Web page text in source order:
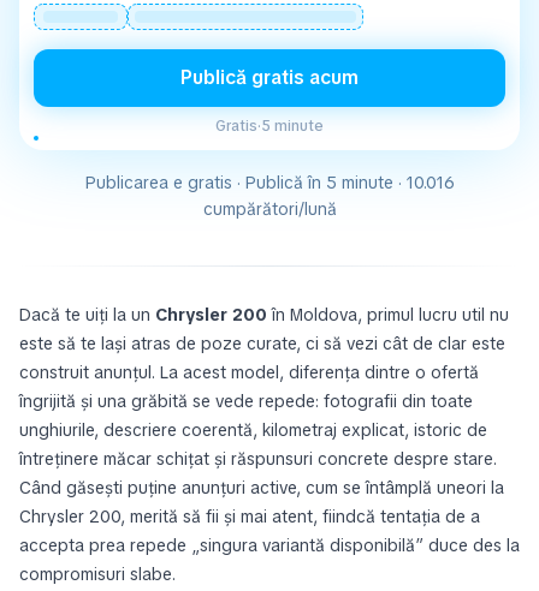
Publică gratis acum
Gratis·5 minute
Publicarea e gratis · Publică în 5 minute · 10.016
cumpărători/lună
Dacă te uiți la un Chrysler 200 în Moldova, primul lucru util nu
este să te lași atras de poze curate, ci să vezi cât de clar este
construit anunțul. La acest model, diferența dintre o ofertă
îngrijită și una grăbită se vede repede: fotografii din toate
unghiurile, descriere coerentă, kilometraj explicat, istoric de
întreținere măcar schițat și răspunsuri concrete despre stare.
Când găsești puține anunțuri active, cum se întâmplă uneori la
Chrysler 200, merită să fii și mai atent, fiindcă tentația de a
accepta prea repede „singura variantă disponibilă” duce des la
compromisuri slabe.